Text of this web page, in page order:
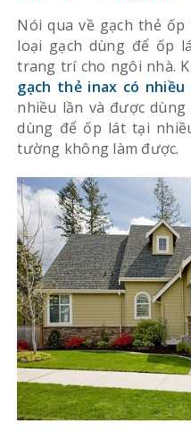
Nói qua về gạch thẻ
loại gạch dùng để ốp
trang trí cho ngôi nhà.
gạch thẻ inax có
nhiều lần và được
dùng để ốp lát tại
tường không làm được.